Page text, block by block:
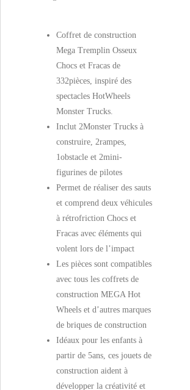
Coffret de construction
Mega Tremplin Osseux
Chocs et Fracas de
332pièces, inspiré des
spectacles HotWheels
Monster Trucks.
Inclut 2Monster Trucks à
construire, 2rampes,
1obstacle et 2mini-
figurines de pilotes
Permet de réaliser des sauts
et comprend deux véhicules
à rétrofriction Chocs et
Fracas avec éléments qui
volent lors de l’impact
Les pièces sont compatibles
avec tous les coffrets de
construction MEGA Hot
Wheels et d’autres marques
de briques de construction
Idéaux pour les enfants à
partir de 5ans, ces jouets de
construction aident à
développer la créativité et